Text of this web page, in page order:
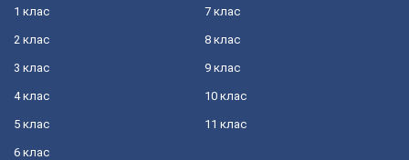
1 клас
2 клас
3 клас
4 клас
5 клас
6 клас
7 клас
8 клас
9 клас
10 клас
11 клас